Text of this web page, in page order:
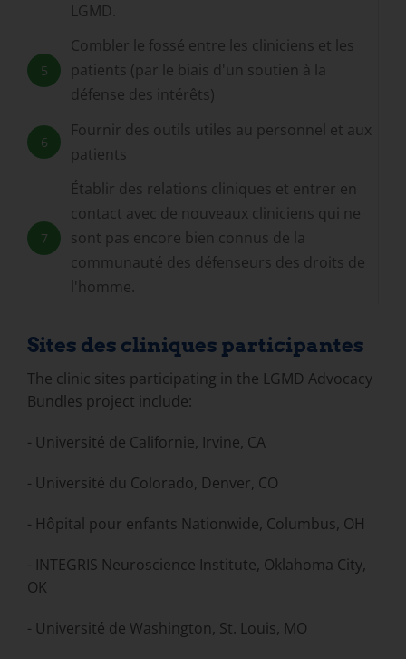
LGMD.
5
Combler le fossé entre les cliniciens et les
patients (par le biais d'un soutien à la
défense des intérêts)
6
Fournir des outils utiles au personnel et aux
patients
7
Établir des relations cliniques et entrer en
contact avec de nouveaux cliniciens qui ne
sont pas encore bien connus de la
communauté des défenseurs des droits de
l'homme.
Sites des cliniques participantes
The clinic sites participating in the LGMD Advocacy
Bundles project include:
- Université de Californie, Irvine, CA
- Université du Colorado, Denver, CO
- Hôpital pour enfants Nationwide, Columbus, OH
- INTEGRIS Neuroscience Institute, Oklahoma City,
OK
- Université de Washington, St. Louis, MO